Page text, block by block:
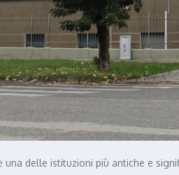
una delle istituzioni più antiche e